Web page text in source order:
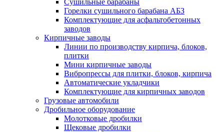
Сушильные барабаны
Горелки сушильного барабана АБЗ
Комплектующие для асфальтобетонных
заводов
Кирпичные заводы
Линии по производству кирпича, блоков,
плитки
Мини кирпичные заводы
Вибропрессы для плитки, блоков, кирпича
Автоматические укладчики
Комплектующие для кирпичных заводов
Грузовые автомобили
Дробильное оборудование
Молотковые дробилки
Щековые дробилки